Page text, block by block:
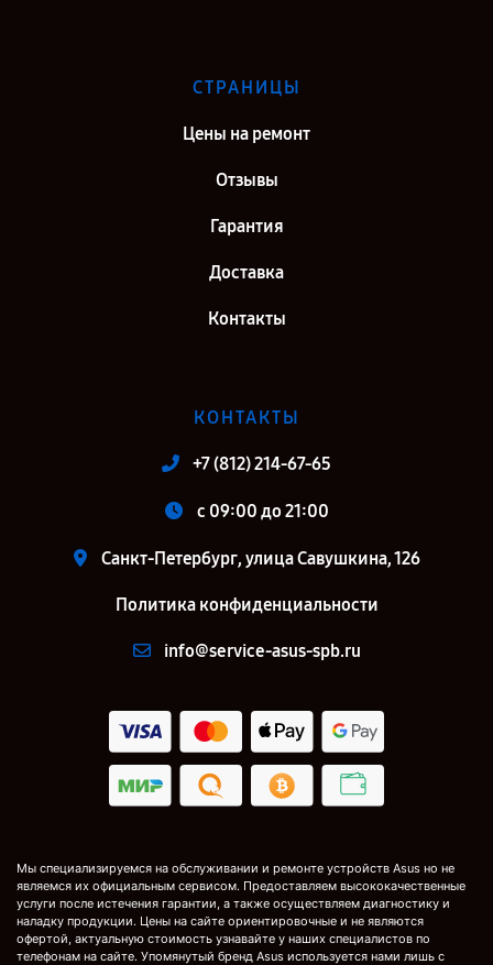
СТРАНИЦЫ
Цены на ремонт
Отзывы
Гарантия
Доставка
Контакты
КОНТАКТЫ
+7 (812) 214-67-65
c 09:00 до 21:00
Санкт-Петербург, улица Савушкина, 126
Политика конфиденциальности
info@service-asus-spb.ru
Мы специализируемся на обслуживании и ремонте устройств Asus но не
являемся их официальным сервисом. Предоставляем высококачественные
услуги после истечения гарантии, а также осуществляем диагностику и
наладку продукции. Цены на сайте ориентировочные и не являются
офертой, актуальную стоимость узнавайте у наших специалистов по
телефонам на сайте. Упомянутый бренд Asus используется нами лишь с